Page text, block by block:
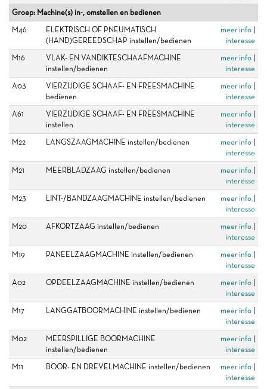
Groep: Machine(s) in-, omstellen en bedienen
M46
ELEKTRISCH OF PNEUMATISCH
(HAND)GEREEDSCHAP instellen/bedienen
meer info
interesse
M16
VLAK- EN VANDIKTESCHAAFMACHINE
instellen/bedienen
meer info
interesse
A03
VIERZIJDIGE SCHAAF- EN FREESMACHINE
bedienen
meer info
interesse
A61
VIERZIJDIGE SCHAAF- EN FREESMACHINE
instellen
meer info
interesse
M22
LANGSZAAGMACHINE instellen/bedienen meer info
interesse
M21
MEERBLADZAAG instellen/bedienen meer info
interesse
M23
LINT-/BANDZAAGMACHINE instellen/bedienen meer info
interesse
M20
AFKORTZAAG instellen/bedienen meer info
interesse
M19
PANEELZAAGMACHINE instellen/bedienen meer info
interesse
A02
OPDEELZAAGMACHINE instellen/bedienen meer info
interesse
M17
LANGGATBOORMACHINE instellen/bedienen meer info
interesse
M02
MEERSPILLIGE BOORMACHINE
instellen/bedienen
meer info
interesse
M11
BOOR- EN DREVELMACHINE instellen/bedienen meer info
interesse